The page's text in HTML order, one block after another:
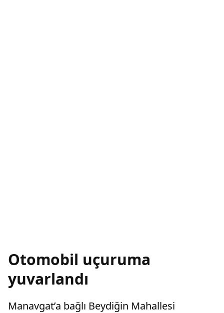
Otomobil uçuruma
yuvarlandı
Manavgat’a bağlı Beydiğin Mahallesi